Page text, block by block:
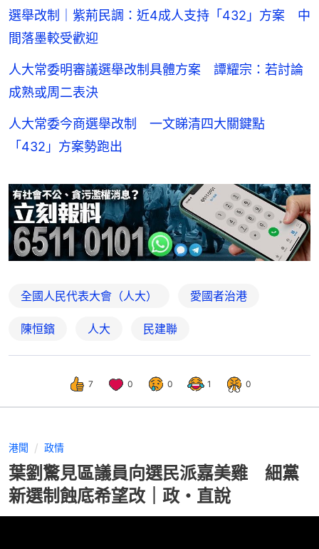
選舉改制｜紫荊民調：近4成人支持「432」方案 中
間落墨較受歡迎
人大常委明審議選舉改制具體方案 譚耀宗：若討論
成熟或周二表決
人大常委今商選舉改制 一文睇清四大關鍵點
「432」方案勢跑出
全國人民代表大會（人大） 愛國者治港
陳恒鑌 人大 民建聯
7 0 0 1 0
港聞 政情
葉劉驚見區議員向選民派嘉美雞 細黨
新選制蝕底希望改｜政・直說